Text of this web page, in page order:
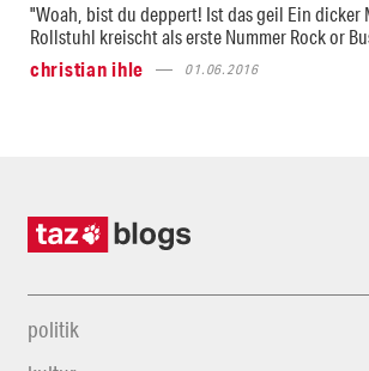
"Woah, bist du deppert! Ist das geil Ein dicker
Rollstuhl kreischt als erste Nummer Rock or
christian ihle
01.06.2016
politik